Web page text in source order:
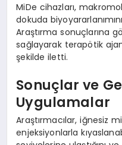
MiDe cihazları,
dokuda
Araştırma sonuçlarına
sağlayarak terapötik
şekilde iletti.
Sonuçlar ve
Uygulamalar
Araştırmacılar, iğnesiz
enjeksiyonlarla